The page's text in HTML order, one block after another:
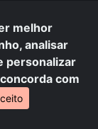
E
melhor
analisar
personalizar
com